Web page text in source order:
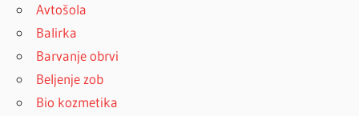
Avtošola
Balirka
Barvanje obrvi
Beljenje zob
Bio kozmetika